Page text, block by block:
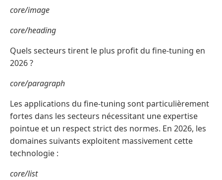
core/image
core/heading
Quels secteurs tirent le plus profit du fine-tuning en
2026 ?
core/paragraph
Les applications du fine-tuning sont particulièrement
fortes dans les secteurs nécessitant une expertise
pointue et un respect strict des normes. En 2026, les
domaines suivants exploitent massivement cette
technologie :
core/list